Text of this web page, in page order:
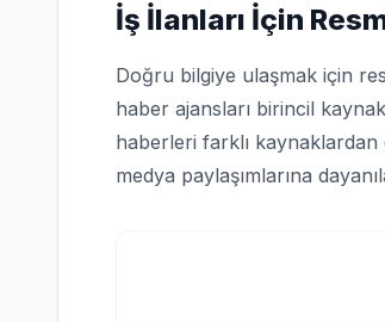
İş İlanları İçin
Doğru bilgiye ulaşmak için
haber ajansları birincil
haberleri farklı
medya paylaşımlarına